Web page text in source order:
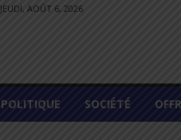
JEUDI, AOÛT 6, 2026
POLITIQUE SOCIÉTÉ